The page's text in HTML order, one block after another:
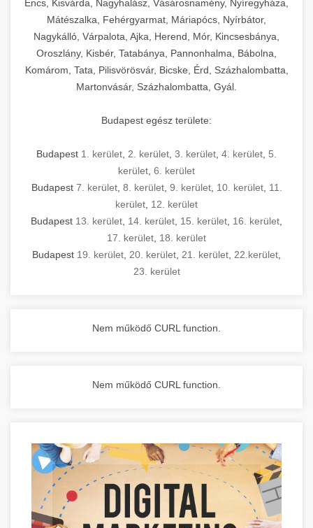
Encs, Kisvárda, Nagyhalász, Vásárosnamény, Nyíregyháza,
Mátészalka, Fehérgyarmat, Máriapócs, Nyírbátor,
Nagykálló, Várpalota, Ajka, Herend, Mór, Kincsesbánya,
Oroszlány, Kisbér, Tatabánya, Pannonhalma, Bábolna,
Komárom, Tata, Pilisvörösvár, Bicske, Érd, Százhalombatta,
Martonvásár, Százhalombatta, Gyál.
Budapest egész területe:
Budapest 1. kerület 2. kerület 3. kerület 4. kerület 5.
kerület 6. kerület
Budapest 7. kerület, 8. kerület, 9. kerület, 10. kerület, 11.
kerület 12. kerület
Budapest 13. kerület 14. kerület 15. kerület 16. kerület
17. kerület 18. kerület
Budapest 19. kerület 20. kerület 21. kerület 22.kerület
23. kerület
Nem működő CURL function.
Nem működő CURL function.